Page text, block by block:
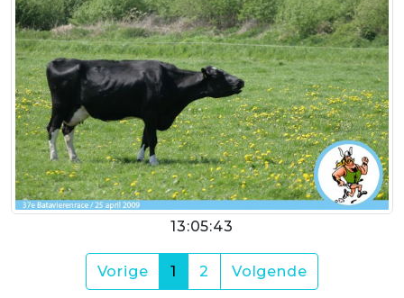
13:05:43
Vorige 1 (current)
2 Volgende